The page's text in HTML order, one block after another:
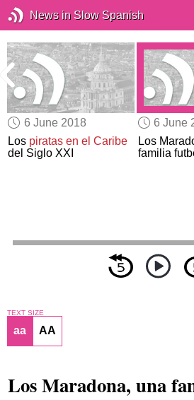
News in Slow Spanish
6 June 2018
Los piratas en el Caribe
del Siglo XXI
6 June
Los
familia
TEXT SIZE
aa AA
Los Maradona, una